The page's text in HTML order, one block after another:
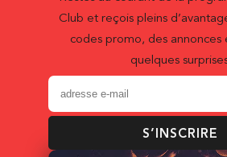
Club et reçois pleins
codes promo, des annonces
quelques
S’INSCRIRE